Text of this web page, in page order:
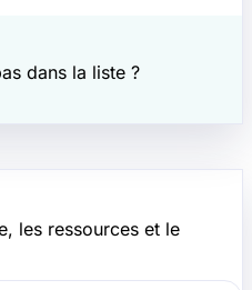
dans la liste ?
les ressources et le